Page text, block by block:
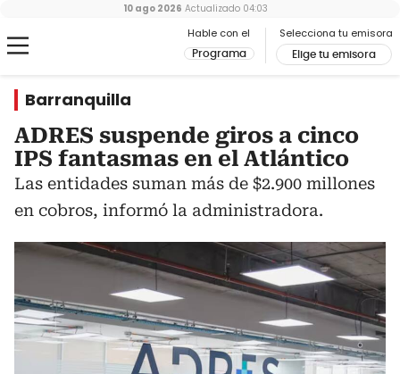
Hable con el
Programa
Selecciona tu emisora
Elige tu emisora
10 ago 2026 Actualizado 04:03
Barranquilla
ADRES suspende giros a cinco
IPS fantasmas en el Atlántico
Las entidades suman más de $2.900 millones
en cobros, informó la administradora.